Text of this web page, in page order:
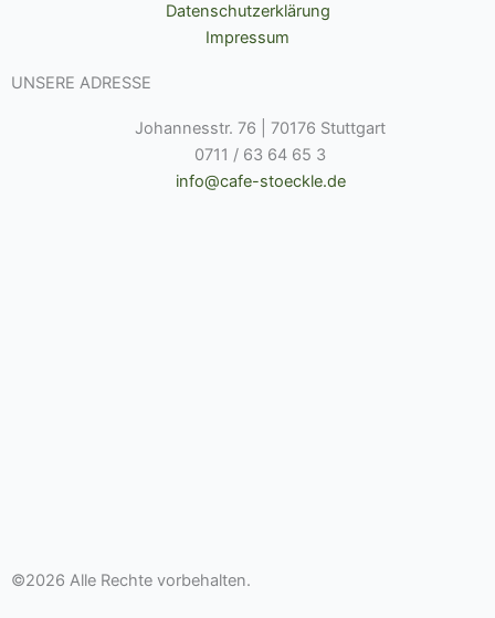
Datenschutzerklärung
Impressum
UNSERE ADRESSE
Johannesstr. 76 | 70176 Stuttgart
0711 / 63 64 65 3
info@cafe-stoeckle.de
©2026 Alle Rechte vorbehalten.